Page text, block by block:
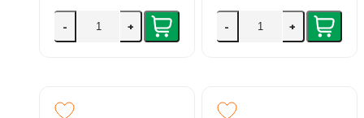
- + - +